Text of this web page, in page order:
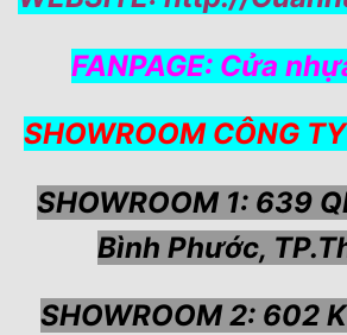
FANPAGE: Cửa
SHOWROOM CÔNG
SHOWROOM 1: 639
Bình Phước,
SHOWROOM 2: 602